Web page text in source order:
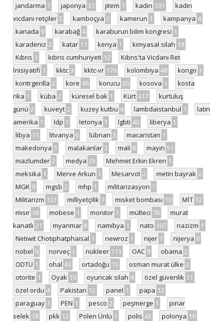
jandarma 1 japonya 37 jitem 1 kadın 101
kadın
vicdani retçiler 2 kamboçya 2 kamerun 1 kampanya 4
kanada 9 karabağ 4 karaburun bilim kongresi 1
karadeniz 2 katar 11 kenya 1 kimyasal silah 19
Kıbrıs 1 kıbrıs cumhuriyeti 12
Kıbrıs'ta Vicdani Ret
İnisiyatifi 1 kktc 3 kktc-vr 179 kolombiya 48 kongo 1
kontrgerilla 2 kore 49 korucu 30 kosova 1
kosta
rika 1 küba 2 küresel bak 1 Kürt 317
kurtuluş
günü 2 kuveyt 2 kuzey kutbu 4 lambdaistanbul 1
latin
amerika 1 ldp 1 letonya 1 lgbti 40 liberya 1
libya 11 litvanya 6 lübnan 3 macaristan 1
makedonya 1 malakanlar 3 mali 8 mayın 51
mazlumder 2 medya 25 Mehmet Erkin Ekren 1
meksika 1 Merve Arkun 1 Mesarvot 2 metin bayrak 2
MGK 9 mgsb 2 mhp 1 militarizasyon 1
Militarizm 123 milliyetçilik 7 misket bombası 10 MİT 12
mısır 16 mobese 1 monitor 1 mülteci 76
murat
kanatlı 21 myanmar 8 namibya 1 nato 107 nazizm 1
Netiwit Chotiphatphaisal 1 newroz 1 nijer 1 nijerya 8
nobel 9 norveç 3 nükleer 113 OAC 9 obama 2
ODTÜ 1 ohal 43 ortadoğu 15 osman murat ülke 2
otorite 1 Oyak 10 oyuncak silah 4 özel güvenlik 11
özel ordu 4 Pakistan 12 panel 1 papa 12
paraguay 1 PEN 1 pesco 2 peşmerge 1
pınar
selek 18 pkk 12 Polen Ünlü 1 polis 43 polonya 10